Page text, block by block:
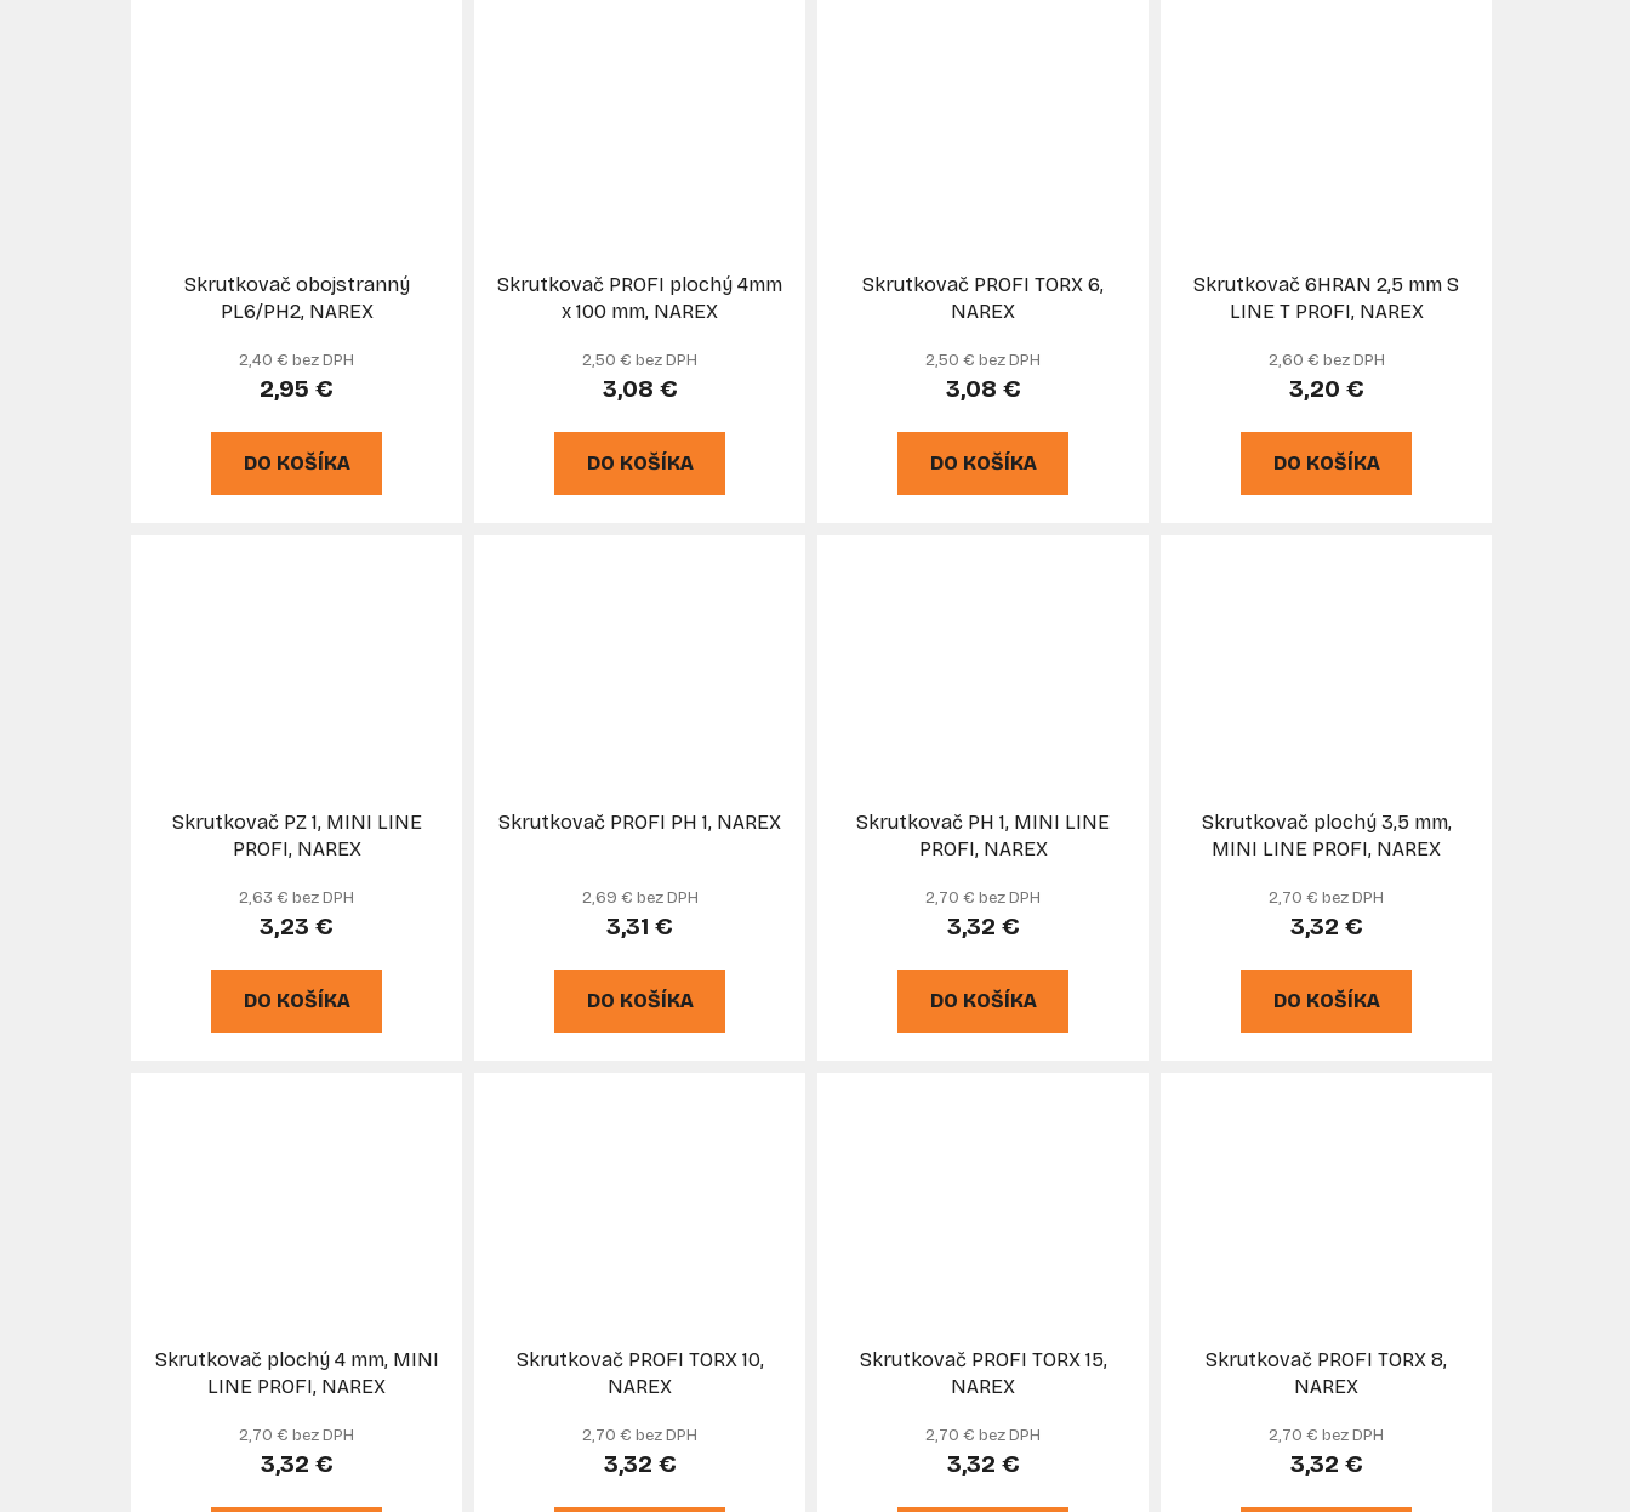
Skrutkovač obojstranný
PL6/PH2, NAREX
2,40 € bez DPH
2,95 €
DO KOŠÍKA
Skrutkovač PROFI plochý 4mm
x 100 mm, NAREX
2,50 € bez DPH
3,08 €
DO KOŠÍKA
Skrutkovač PROFI TORX 6,
NAREX
2,50 € bez DPH
3,08 €
DO KOŠÍKA
Skrutkovač 6HRAN 2,5 mm S
LINE T PROFI, NAREX
2,60 € bez DPH
3,20 €
DO KOŠÍKA
Skrutkovač PZ 1, MINI LINE
PROFI, NAREX
2,63 € bez DPH
3,23 €
DO KOŠÍKA
Skrutkovač PROFI PH 1, NAREX
2,69 € bez DPH
3,31 €
DO KOŠÍKA
Skrutkovač PH 1, MINI LINE
PROFI, NAREX
2,70 € bez DPH
3,32 €
DO KOŠÍKA
Skrutkovač plochý 3,5 mm,
MINI LINE PROFI, NAREX
2,70 € bez DPH
3,32 €
DO KOŠÍKA
Skrutkovač plochý 4 mm, MINI
LINE PROFI, NAREX
2,70 € bez DPH
3,32 €
Skrutkovač PROFI TORX 10,
NAREX
2,70 € bez DPH
3,32 €
Skrutkovač PROFI TORX 15,
NAREX
2,70 € bez DPH
3,32 €
Skrutkovač PROFI TORX 8,
NAREX
2,70 € bez DPH
3,32 €